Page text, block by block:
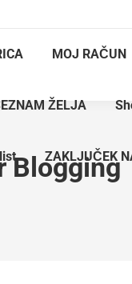
MOJ RAČUN
ŽELJA
ZAKLJUČEK
Blogging